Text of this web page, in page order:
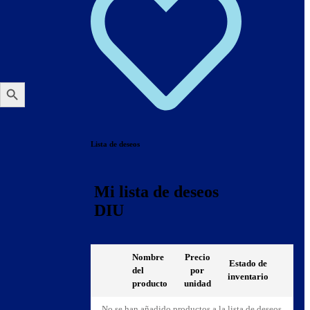
de búsqueda
Lista de deseos
Mi lista de deseos
DIU
Nombre
del
producto
Precio
por
unidad
Estado de
inventario